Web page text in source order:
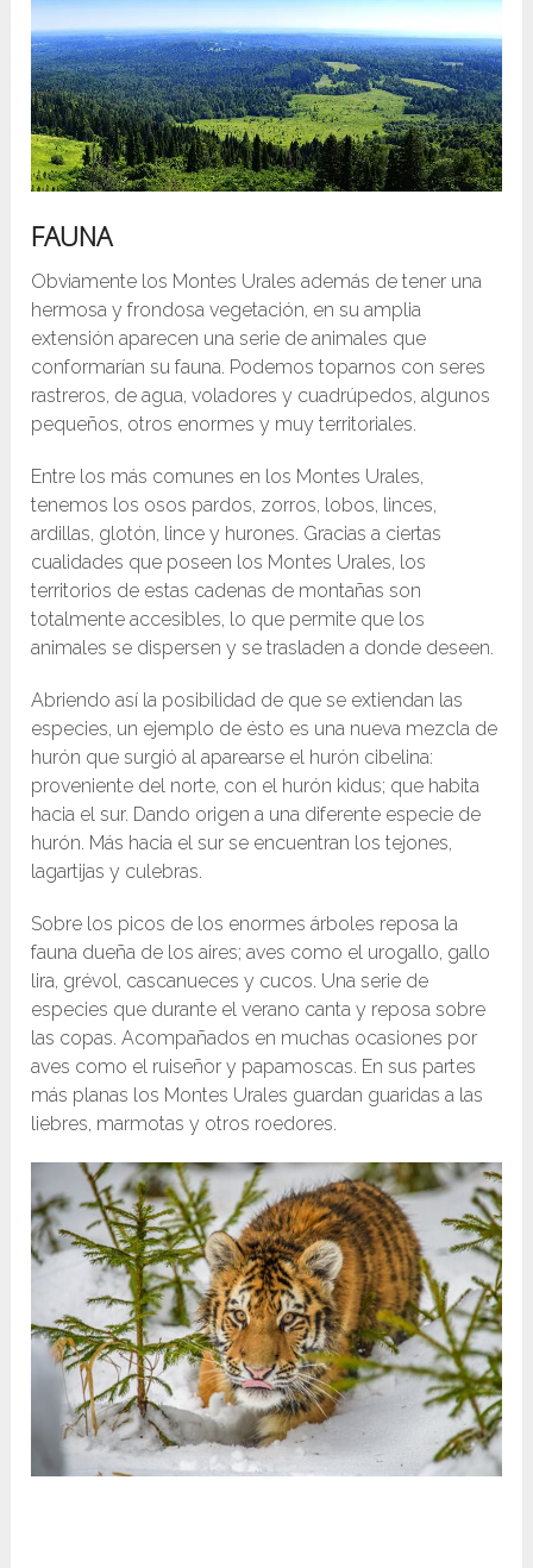
FAUNA
Obviamente los Montes Urales además de tener una
hermosa y frondosa vegetación, en su amplia
extensión aparecen una serie de animales que
conformarían su fauna. Podemos toparnos con seres
rastreros, de agua, voladores y cuadrúpedos, algunos
pequeños, otros enormes y muy territoriales.
Entre los más comunes en los Montes Urales,
tenemos los osos pardos, zorros, lobos, linces,
ardillas, glotón, lince y hurones. Gracias a ciertas
cualidades que poseen los Montes Urales, los
territorios de estas cadenas de montañas son
totalmente accesibles, lo que permite que los
animales se dispersen y se trasladen a donde deseen.
Abriendo así la posibilidad de que se extiendan las
especies, un ejemplo de ésto es una nueva mezcla de
hurón que surgió al aparearse el hurón cibelina:
proveniente del norte, con el hurón kidus; que habita
hacia el sur. Dando origen a una diferente especie de
hurón. Más hacia el sur se encuentran los tejones,
lagartijas y culebras.
Sobre los picos de los enormes árboles reposa la
fauna dueña de los aires; aves como el urogallo, gallo
lira, grévol, cascanueces y cucos. Una serie de
especies que durante el verano canta y reposa sobre
las copas. Acompañados en muchas ocasiones por
aves como el ruiseñor y papamoscas. En sus partes
más planas los Montes Urales guardan guaridas a las
liebres, marmotas y otros roedores.